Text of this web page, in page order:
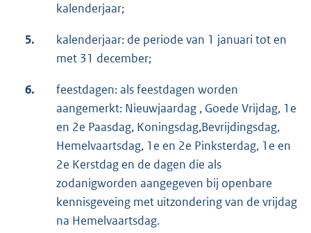
kalenderjaar;
5.
kalenderjaar: de periode van 1 januari tot en
met 31 december;
6.
feestdagen: als feestdagen worden
aangemerkt: Nieuwjaardag , Goede Vrijdag, 1e
en 2e Paasdag, Koningsdag,Bevrijdingsdag,
Hemelvaartsdag, 1e en 2e Pinksterdag, 1e en
2e Kerstdag en de dagen die als
zodanigworden aangegeven bij openbare
kennisgeveing met uitzondering van de vrijdag
na Hemelvaartsdag.